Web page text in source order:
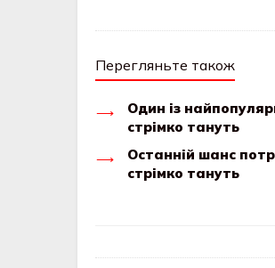
Перегляньте також
Один із
стрімко тануть
Останній шанс
стрімко тануть